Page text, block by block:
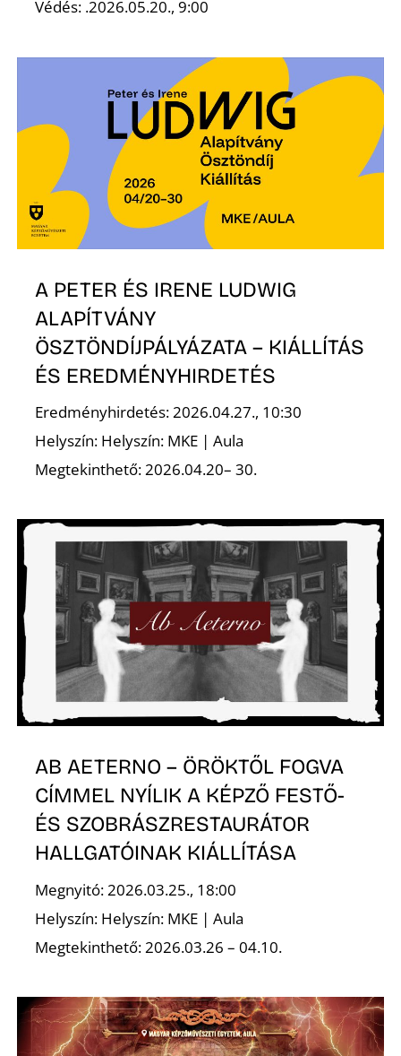
Védés: .2026.05.20., 9:00
A PETER ÉS IRENE LUDWIG
ALAPÍTVÁNY
ÖSZTÖNDÍJPÁLYÁZATA – KIÁLLÍTÁS
ÉS EREDMÉNYHIRDETÉS
Eredményhirdetés: 2026.04.27., 10:30
Helyszín: Helyszín: MKE | Aula
Megtekinthető: 2026.04.20– 30.
AB AETERNO – ÖRÖKTŐL FOGVA
CÍMMEL NYÍLIK A KÉPZŐ FESTŐ-
ÉS SZOBRÁSZRESTAURÁTOR
HALLGATÓINAK KIÁLLÍTÁSA
Megnyitó: 2026.03.25., 18:00
Helyszín: Helyszín: MKE | Aula
Megtekinthető: 2026.03.26 – 04.10.